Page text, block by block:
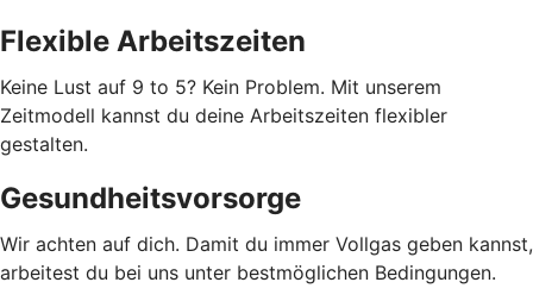
Flexible Arbeitszeiten
Keine Lust auf 9 to 5? Kein Problem. Mit unserem
Zeitmodell kannst du deine Arbeitszeiten flexibler
gestalten.
Gesundheitsvorsorge
Wir achten auf dich. Damit du immer Vollgas geben kannst,
arbeitest du bei uns unter bestmöglichen Bedingungen.